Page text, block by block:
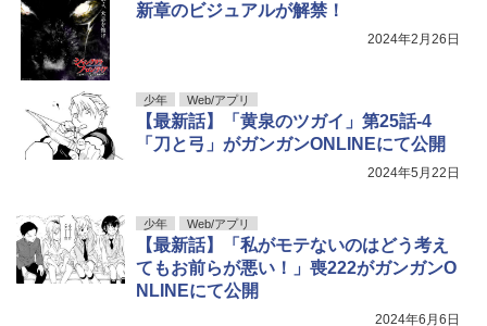
新章のビジュアルが解禁！
2024年2月26日
少年 Web/アプリ
【最新話】「黄泉のツガイ」第25話-4
「刀と弓」がガンガンONLINEにて公開
2024年5月22日
少年 Web/アプリ
【最新話】「私がモテないのはどう考え
てもお前らが悪い！」喪222がガンガンO
NLINEにて公開
2024年6月6日